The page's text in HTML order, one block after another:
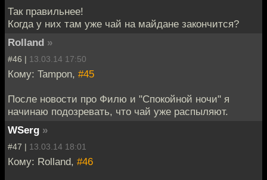
Так правильнее!
Когда у них там уже чай на майдане закончится?
Rolland »
#46 | 13.03.14 17:50
Кому: Tampon, #45
После новости про Филю и "Спокойной ночи" я
начинаю подозревать, что чай уже распыляют.
WSerg »
#47 | 13.03.14 18:01
Кому: Rolland, #46